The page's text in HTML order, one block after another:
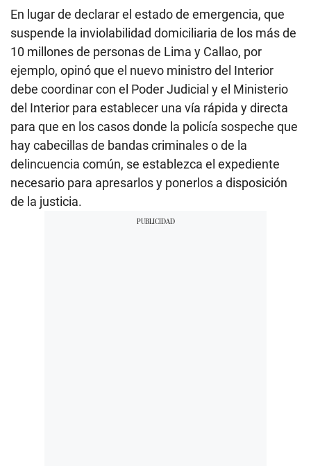
o
f
4
m
i
u
t
e
s
5
0
s
e
o
n
d
En lugar de declarar el estado de emergencia, que
suspende la inviolabilidad domiciliaria de los más de
10 millones de personas de Lima y Callao, por
ejemplo, opinó que el nuevo ministro del Interior
debe coordinar con el Poder Judicial y el Ministerio
del Interior para establecer una vía rápida y directa
para que en los casos donde la policía sospeche que
hay cabecillas de bandas criminales o de la
delincuencia común, se establezca el expediente
necesario para apresarlos y ponerlos a disposición
de la justicia.